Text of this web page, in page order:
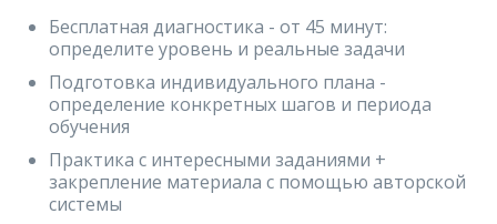
Бесплатная диагностика - от 45 минут:
определите уровень и реальные задачи
Подготовка индивидуального плана -
определение конкретных шагов и периода
обучения
Практика с интересными заданиями +
закрепление материала с помощью авторской
системы